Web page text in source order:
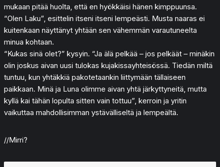
mukaan pitää huolta, että en hyökkäisi hänen kimppuunsa.
“Olen Laku”, esittelin itseni itseni lempeästi. Musta naaras ei
kuitenkaan näyttänyt yhtään sen vähemmän varautuneelta
minua kohtaan.
“Kukas sinä olet?” kysyin. “Ja älä pelkää – jos pelkäät – minäkin
olin joskus aivan uusi tulokas kujakissayhteisössä. Tiedän miltä
tuntuu, kun yhtäkkiä pakotetaankin liittymään tällaiseen
paikkaan. Minä ja Luna olimme aivan yhtä järkyttyneitä, mutta
kyllä kai tähän lopulta sitten vain tottuu”, kerroin ja yritin
vaikuttaa mahdollisimman ystävälliseltä ja lempeältä.
//Mirri?